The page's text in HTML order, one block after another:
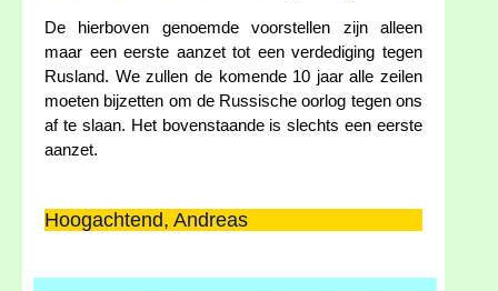
De hierboven genoemde voorstellen zijn alleen
maar een eerste aanzet tot een verdediging tegen
Rusland. We zullen de komende 10 jaar alle zeilen
moeten bijzetten om de Russische oorlog tegen ons
af te slaan. Het bovenstaande is slechts een eerste
aanzet.
Hoogachtend, Andreas